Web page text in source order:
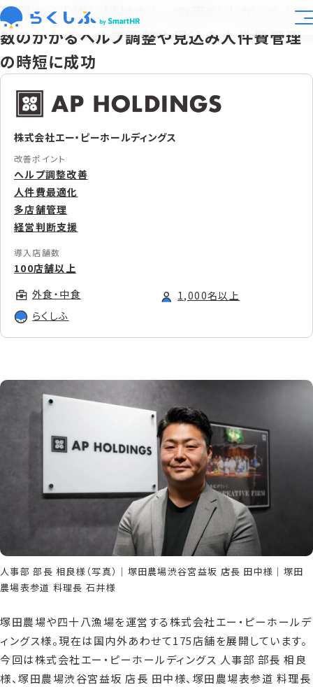
らくしふラボ
業種別活用
大規模展開向け
機能
料金
導入事例
資料ライブラリ
お問い合わせ
現場から「使い続けたい」の声が上がった！工
数のかかるヘルプ調整や見込み人件費管理
の時短に成功
人事部 部長 相良様（写真）｜塚田農場渋谷宮益坂 店長 田中様｜塚田
農場表参道 料理長 石井様
塚田農場や四十八漁場を運営する株式会社エー・ピーホールデ
ィングス様。現在は国内外あわせて175店舗を展開しています。
今回は株式会社エー・ピーホールディングス 人事部 部長 相良
様、塚田農場渋谷宮益坂 店長 田中様、塚田農場表参道 料理長
株式会社エー・ピーホールディングス
改善ポイント
ヘルプ調整改善
人件費最適化
多店舗管理
経営判断支援
導入店舗数
100店舗以上
外食・中食
1,000名以上
らくしふ